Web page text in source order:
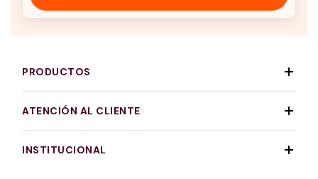
PRODUCTOS
ATENCIÓN AL CLIENTE
INSTITUCIONAL